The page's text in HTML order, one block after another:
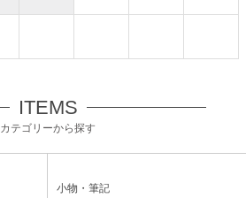
ITEMS
カテゴリーから探す
小物・筆記